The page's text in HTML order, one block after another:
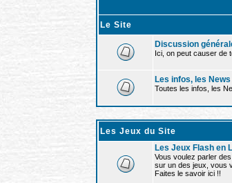
Le Site
Discussion
Ici, on peut causer de
Les infos, les
Toutes les infos, les
Les Jeux du Site
Les Jeux Flash en
Vous voulez parler
sur un des jeux, vous
Faites le savoir ici !!